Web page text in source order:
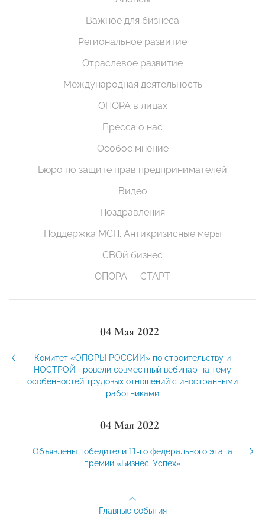
Важное для бизнеса
Региональное развитие
Отраслевое развитие
Международная деятельность
ОПОРА в лицах
Пресса о нас
Особое мнение
Бюро по защите прав предпринимателей
Видео
Поздравления
Поддержка МСП. Антикризисные меры
СВОй бизнес
ОПОРА — СТАРТ
04 Мая 2022
Комитет «ОПОРЫ РОССИИ» по строительству и
НОСТРОЙ провели совместный вебинар на тему
особенностей трудовых отношений с иностранными
работниками
04 Мая 2022
Объявлены победители 11-го федерального этапа
премии «Бизнес-Успех»
Главные события